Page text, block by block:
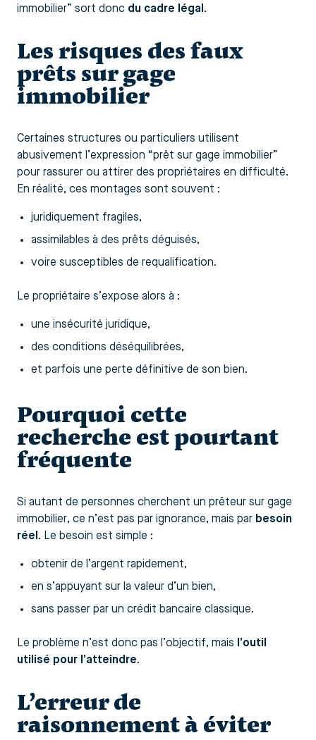
immobilier” sort donc du cadre légal .
Les risques des faux
prêts sur gage
immobilier
Certaines structures ou particuliers utilisent
abusivement l’expression “prêt sur gage immobilier”
pour rassurer ou attirer des propriétaires en difficulté.
En réalité, ces montages sont souvent :
juridiquement fragiles,
assimilables à des prêts déguisés,
voire susceptibles de requalification.
Le propriétaire s’expose alors à :
une insécurité juridique,
des conditions déséquilibrées,
et parfois une perte définitive de son bien.
Pourquoi cette
recherche est pourtant
fréquente
Si autant de personnes cherchent un prêteur sur gage
immobilier, ce n’est pas par ignorance, mais par besoin
réel . Le besoin est simple :
obtenir de l’argent rapidement,
en s’appuyant sur la valeur d’un bien,
sans passer par un crédit bancaire classique.
Le problème n’est donc pas l’objectif, mais
l’outil
utilisé pour l’atteindre.
L’erreur de
raisonnement à éviter